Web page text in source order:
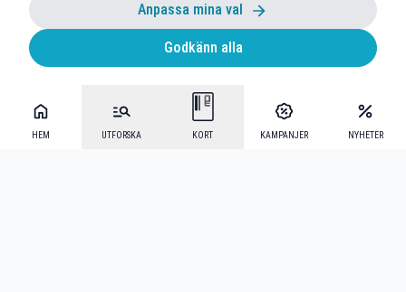
HEM UTFORSKA KORT KAMPANJER NYHETER
Anpassa mina val
Godkänn alla